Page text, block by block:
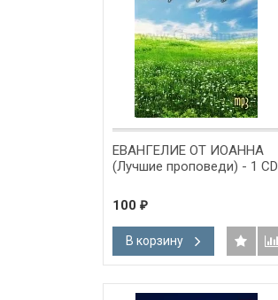
ЕВАНГЕЛИЕ ОТ ИОАННА
(Лучшие проповеди) - 1 CD
100 ₽
В корзину